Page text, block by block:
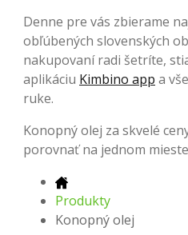
Denne pre vás zbierame
obľúbených slovenských
nakupovaní radi šetríte,
aplikáciu Kimbino app a
ruke.
Konopný olej za skvelé
porovnať na jednom
Produkty
Konopný olej